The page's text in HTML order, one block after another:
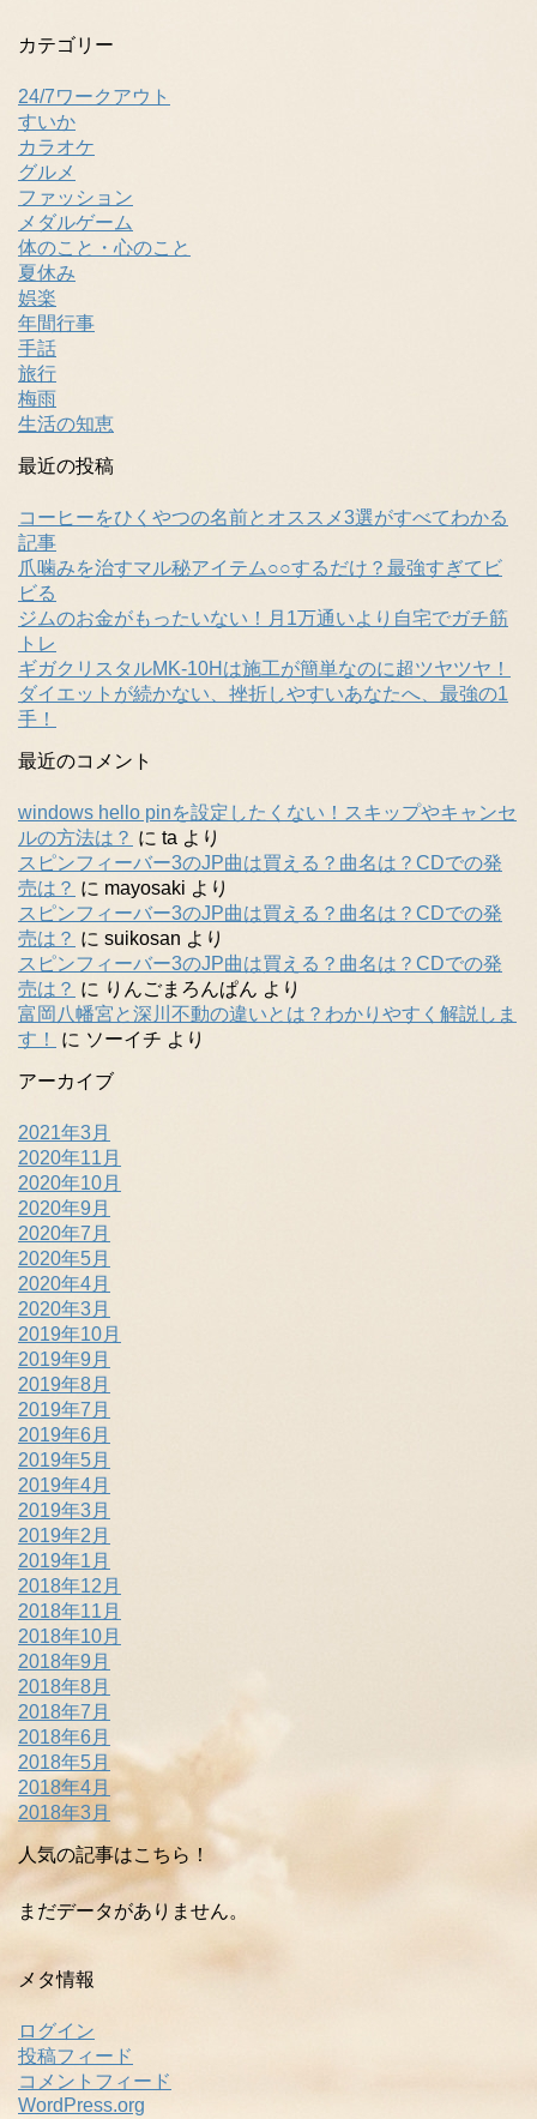
カテゴリー
24/7ワークアウト
すいか
カラオケ
グルメ
ファッション
メダルゲーム
体のこと・心のこと
夏休み
娯楽
年間行事
手話
旅行
梅雨
生活の知恵
最近の投稿
コーヒーをひくやつの名前とオススメ3選がすべてわかる
記事
爪噛みを治すマル秘アイテム○○するだけ？最強すぎてビ
ビる
ジムのお金がもったいない！月1万通いより自宅でガチ筋
トレ
ギガクリスタルMK-10Hは施工が簡単なのに超ツヤツヤ！
ダイエットが続かない、挫折しやすいあなたへ、最強の1
手！
最近のコメント
windows hello pinを設定したくない！スキップやキャンセ
ルの方法は？ に ta より
スピンフィーバー3のJP曲は買える？曲名は？CDでの発
売は？ に mayosaki より
スピンフィーバー3のJP曲は買える？曲名は？CDでの発
売は？ に suikosan より
スピンフィーバー3のJP曲は買える？曲名は？CDでの発
売は？ に りんごまろんぱん より
富岡八幡宮と深川不動の違いとは？わかりやすく解説しま
す！
に ソーイチ より
アーカイブ
2021年3月
2020年11月
2020年10月
2020年9月
2020年7月
2020年5月
2020年4月
2020年3月
2019年10月
2019年9月
2019年8月
2019年7月
2019年6月
2019年5月
2019年4月
2019年3月
2019年2月
2019年1月
2018年12月
2018年11月
2018年10月
2018年9月
2018年8月
2018年7月
2018年6月
2018年5月
2018年4月
2018年3月
人気の記事はこちら！
まだデータがありません。
メタ情報
ログイン
投稿フィード
コメントフィード
WordPress.org